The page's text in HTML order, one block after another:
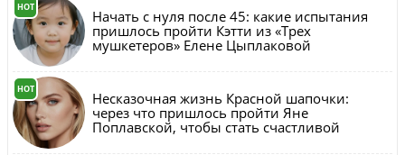
HOT
Начать с нуля после 45: какие испытания
пришлось пройти Кэтти из «Трех
мушкетеров» Елене Цыплаковой
HOT
Несказочная жизнь Красной шапочки:
через что пришлось пройти Яне
Поплавской, чтобы стать счастливой